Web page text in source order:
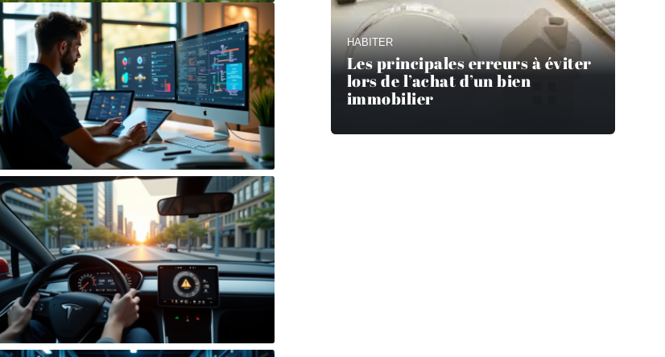
HABITER
Les principales erreurs à éviter
lors de l’achat d’un bien
immobilier